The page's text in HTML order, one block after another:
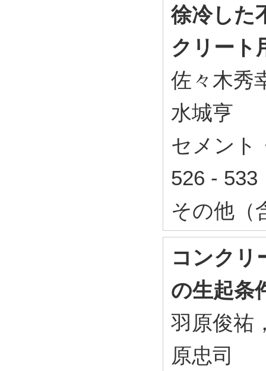
徐冷した
クリート
佐々木秀
水城亨
セメン
526 -
その他（
コンクリ
の生起条
羽原俊祐
原忠司